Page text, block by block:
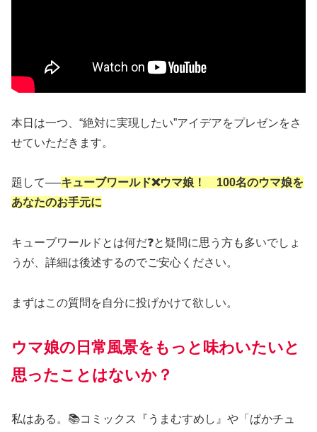
本日は一つ、“絶対に実現したい”アイデアをプレゼンをさ
せていただきます。
題して──キューブワールド❌ウマ娘！ 100名のウマ娘を
あなたのお手元に
キューブワールドとは何だ❓と疑問に思う方も多いでしょ
うが、詳細は後述するのでご安心ください。
まずはこの質問を自分に投げかけて欲しい。
ウマ娘の日常風景をもっと味わいたいと
思ったことはないか？
私はある。📚コミックス『うまむすめし』や「ぱかチュ